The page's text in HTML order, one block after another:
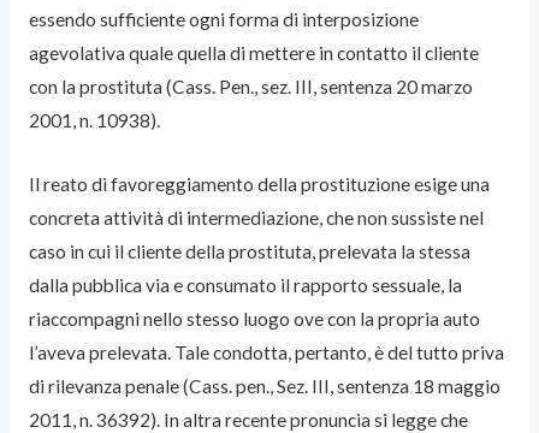
essendo sufficiente ogni forma di interposizione
agevolativa quale quella di mettere in contatto il cliente
con la prostituta (Cass. Pen., sez. III, sentenza 20 marzo
2001, n. 10938).
Il reato di favoreggiamento della prostituzione esige una
concreta attività di intermediazione, che non sussiste nel
caso in cui il cliente della prostituta, prelevata la stessa
dalla pubblica via e consumato il rapporto sessuale, la
riaccompagni nello stesso luogo ove con la propria auto
l’aveva prelevata. Tale condotta, pertanto, è del tutto priva
di rilevanza penale (Cass. pen., Sez. III, sentenza 18 maggio
2011, n. 36392). In altra recente pronuncia si legge che